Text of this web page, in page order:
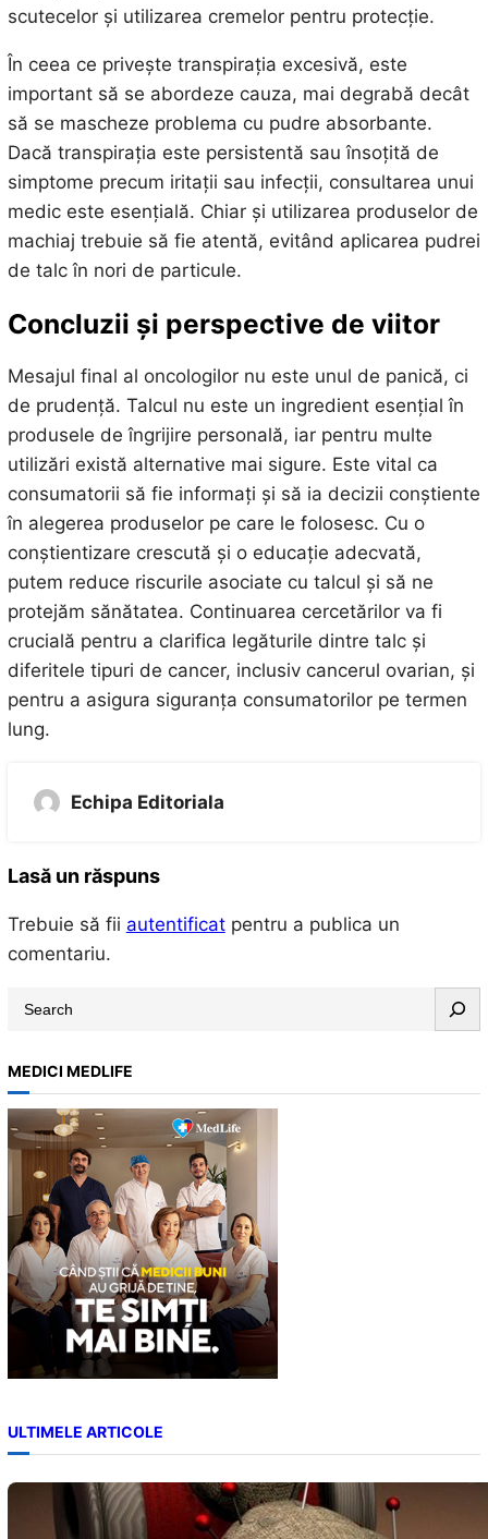
scutecelor și utilizarea cremelor pentru protecție.
În ceea ce privește transpirația excesivă, este
important să se abordeze cauza, mai degrabă decât
să se mascheze problema cu pudre absorbante.
Dacă transpirația este persistentă sau însoțită de
simptome precum iritații sau infecții, consultarea unui
medic este esențială. Chiar și utilizarea produselor de
machiaj trebuie să fie atentă, evitând aplicarea pudrei
de talc în nori de particule.
Concluzii și perspective de viitor
Mesajul final al oncologilor nu este unul de panică, ci
de prudență. Talcul nu este un ingredient esențial în
produsele de îngrijire personală, iar pentru multe
utilizări există alternative mai sigure. Este vital ca
consumatorii să fie informați și să ia decizii conștiente
în alegerea produselor pe care le folosesc. Cu o
conștientizare crescută și o educație adecvată,
putem reduce riscurile asociate cu talcul și să ne
protejăm sănătatea. Continuarea cercetărilor va fi
crucială pentru a clarifica legăturile dintre talc și
diferitele tipuri de cancer, inclusiv cancerul ovarian, și
pentru a asigura siguranța consumatorilor pe termen
lung.
Echipa Editoriala
Lasă un răspuns
Trebuie să fii autentificatpentru a publica un
comentariu.
r
c
h
MEDICI MEDLIFE
ULTIMELE ARTICOLE